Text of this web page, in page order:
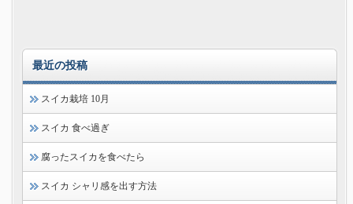
最近の投稿
スイカ栽培 10月
スイカ 食べ過ぎ
腐ったスイカを食べたら
スイカ シャリ感を出す方法